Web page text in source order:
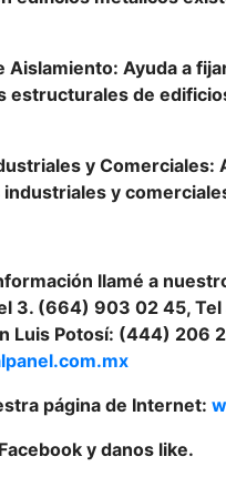
Aislamiento: Ayuda a
estructurales de
y Comerciales:
y
llamé a
3. (664) 903 02 45,
Luis Potosí: (444) 206
página de Internet:
y danos like.